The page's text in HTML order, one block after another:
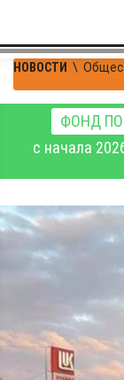
НОВОСТИ \
ФОНД
с начала
В
было